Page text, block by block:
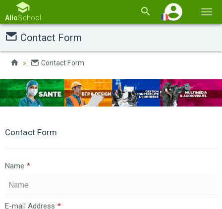
la
AlloSchool
Contact Form
Contact Form
Contact Form
Name *
E-mail Address *